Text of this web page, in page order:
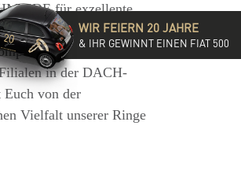
für exzellente
Beratung mit
Besucht eine
in der DACH-
Euch von der
Vielfalt unserer Ringe
WIR FEIERN 20 JAHRE
& IHR GEWINNT EINEN FIAT 500